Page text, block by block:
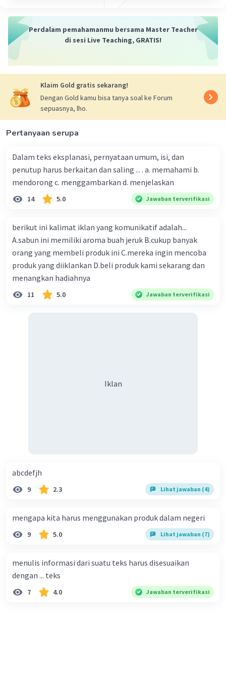
Beri Rating·0.0(0) Balas
Jawaban terverifikasi
Novel adalah salah satu genre karya sastra yang
berbentuk prosa. Kisah di dalam novel
merupakan hasil karya imajinasi yang membahas
atau berbagai tokoh.
Beri Rating·0.0(0) Balas
Perdalam pemahamanmu bersama Master Teacher
di sesi Live Teaching, GRATIS!
Klaim Gold gratis sekarang!
Dengan Gold kamu bisa tanya soal ke Forum
sepuasnya, lho.
Pertanyaan serupa
Dalam teks eksplanasi, pernyataan umum, isi, dan
penutup harus berkaitan dan saling ... . a. memahami b.
mendorong c. menggambarkan d. menjelaskan
14 5.0 Jawaban terverifikasi
berikut ini kalimat iklan yang komunikatif adalah...
A.sabun ini memiliki aroma buah jeruk B.cukup banyak
orang yang membeli produk ini C.mereka ingin mencoba
produk yang diiklankan D.beli produk kami sekarang dan
menangkan hadiahnya
11 5.0 Jawaban terverifikasi
Iklan
abcdefjh
9 2.3 Lihat jawaban (4)
mengapa kita harus menggunakan produk dalam negeri
9 5.0 Lihat jawaban (7)
menulis informasi dari suatu teks harus disesuaikan
dengan ... teks
7 4.0 Jawaban terverifikasi